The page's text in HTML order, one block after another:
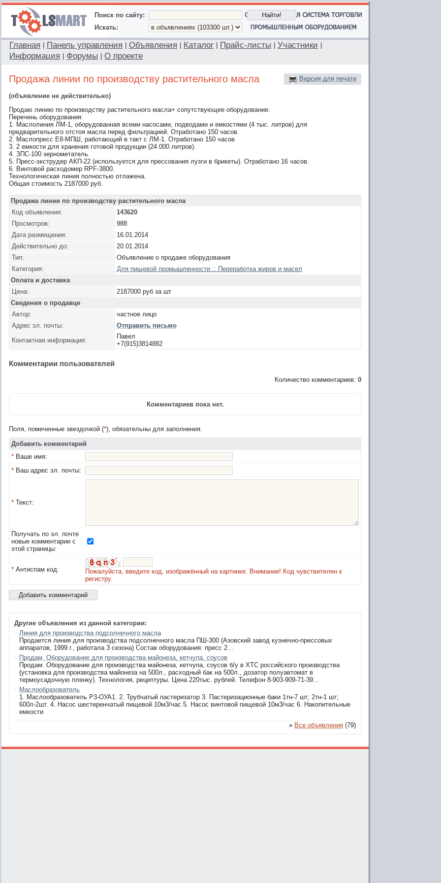
Поиск по сайту:
Искать:
Главная Панель управления Объявления Каталог Прайс-листы Участники
Информация Форумы О проекте
Версия для печати
Продажа линии по производству растительного масла
(объявление не действительно)
Продаю линию по производству растительного масла+ сопутствующее оборудование.
Перечень оборудования:
1. Маслолиния ЛМ-1, оборудованная всеми насосами, подводами и емкостями (4 тыс. литров) для
предварительного отстоя масла перед фильтрацией. Отработано 150 часов.
2. Маслопресс Е8-МПШ, работающий в такт с ЛМ-1. Отработано 150 часов
3. 2 емкости для хранения готовой продукции (24 000 литров).
4. ЗПС-100 зернометатель.
5. Пресс-экструдер АКП-22 (используется для прессования лузги в брикеты). Отработано 16 часов.
6. Винтовой расходомер RPF-3800.
Технологическая линия полностью отлажена.
Общая стоимость 2187000 руб.
Продажа линии по производству растительного масла
Код объявления:
143620
Просмотров:
988
Дата размещения:
16.01.2014
Действительно до:
20.01.2014
Тип:
Объявление о продаже оборудования
Категория:
Для пищевой промышленности :: Переработка жиров и масел
Оплата и доставка
Цена:
2187000 руб за шт
Сведения о продавце
Автор:
частное лицо
Адрес эл. почты:
Отправить письмо
Контактная информация:
Павел
+7(915)3814882
Комментарии пользователей
Количество комментариев: 0
Комментариев пока нет.
Поля, помеченные звездочкой (*), обязательны для заполнения.
Добавить комментарий
* Ваше имя:
* Ваш адрес эл. почты:
* Текст:
Получать по эл. почте
новые комментарии с
этой страницы:
* Антиспам код:
Пожалуйста, введите код, изображённый на картинке. Внимание! Код чувствителен к
регистру.
Другие объявления из данной категории:
Линия для производства подсолнечного масла
Продается линия для производства подсолнечного масла ПШ-300 (Азовский завод кузнечно-прессовых
аппаратов, 1999 г., работала 3 сезона) Состав оборудования: пресс 2...
Продам. Оборудование для производства майонеза, кетчупа, соусов
Продам. Оборудование для производства майонеза, кетчупа, соусов б/у в ХТС российского производства
(установка для производства майонеза на 500л., расходный бак на 500л., дозатор полуавтомат в
термоусадочную пленку). Технология, рецептуры. Цена 220тыс. рублей. Телефон 8-903-909-71-39...
Маслообразователь
1. Маслообразователь Р3-ОУА1. 2. Трубчатый пастеризатор 3. Пастеризационные баки 1тн-7 шт; 2тн-1 шт;
600л-2шт. 4. Насос шестеренчатый пищевой 10м3/час 5. Насос винтовой пищевой 10м3/час 6. Накопительные
емкости
» Все объявления (79)